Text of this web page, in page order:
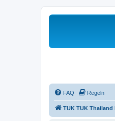
FAQ Regeln
TUK TUK Thailand